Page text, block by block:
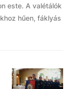
este. A valétálók
hűen, fáklyás